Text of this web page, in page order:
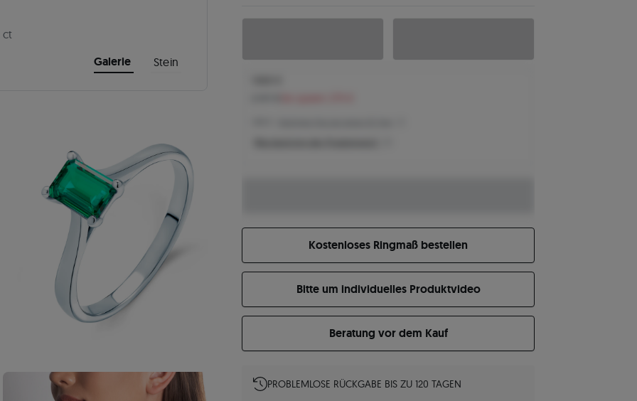
Galerie Stein
ct
Kostenloses Ringmaß bestellen
Bitte um individuelles Produktvideo
Beratung vor dem Kauf
PROBLEMLOSE RÜCKGABE BIS ZU 120 TAGEN